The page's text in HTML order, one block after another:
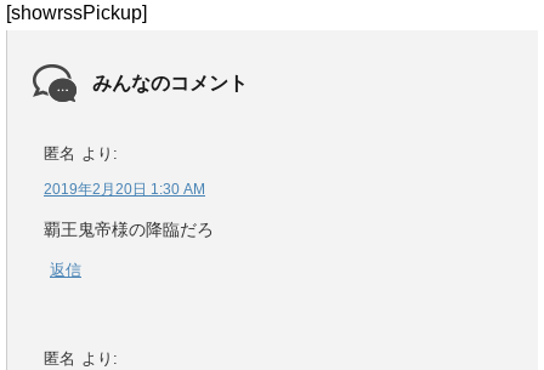
[showrssPickup]
みんなのコメント
匿名 より:
2019年2月20日 1:30 AM
覇王鬼帝様の降臨だろ
返信
匿名 より: